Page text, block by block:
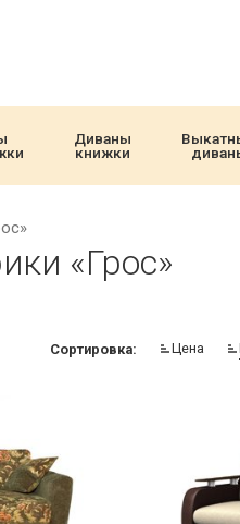
Диваны
книжки
«Грос»
Сортировка: Цена